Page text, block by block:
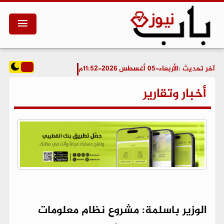
آخر تحديث :الأربعاء-05 أغسطس 2026-11:52م
أخبار وتقارير
الوزير باسلمة: مشروع نظام معلومات